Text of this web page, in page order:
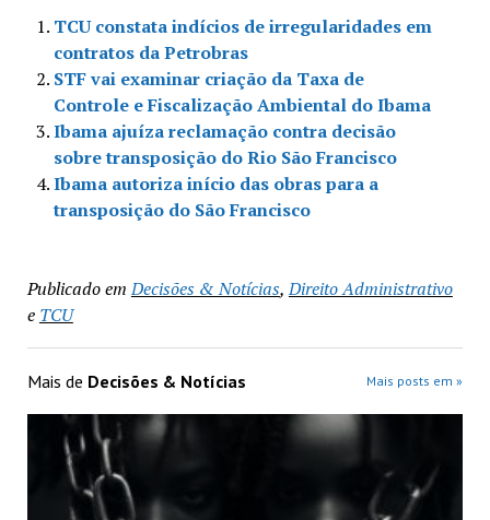
TCU constata indícios de irregularidades em
contratos da Petrobras
STF vai examinar criação da Taxa de
Controle e Fiscalização Ambiental do Ibama
Ibama ajuíza reclamação contra decisão
sobre transposição do Rio São Francisco
Ibama autoriza início das obras para a
transposição do São Francisco
Publicado em Decisões & Notícias,Direito Administrativo
e TCU
Mais de Decisões & Notícias Mais posts em »